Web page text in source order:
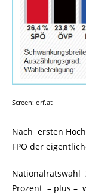
Screen: orf.at
Nach ersten
FPÖ der
Prozent – plus –